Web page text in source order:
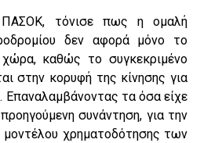
τόνισε πως η ομαλή
δεν αφορά μόνο το
καθώς το συγκεκριμένο
στην κορυφή της κίνησης για
Επαναλαμβάνοντας τα όσα είχε
συνάντηση, για την
μοντέλου χρηματοδότησης των